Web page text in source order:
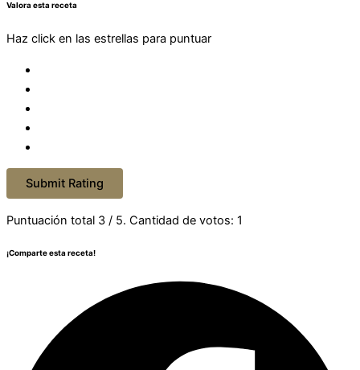
Valora esta receta
Haz click en las estrellas para puntuar
Submit Rating
Puntuación total 3 / 5. Cantidad de votos: 1
¡Comparte esta receta!